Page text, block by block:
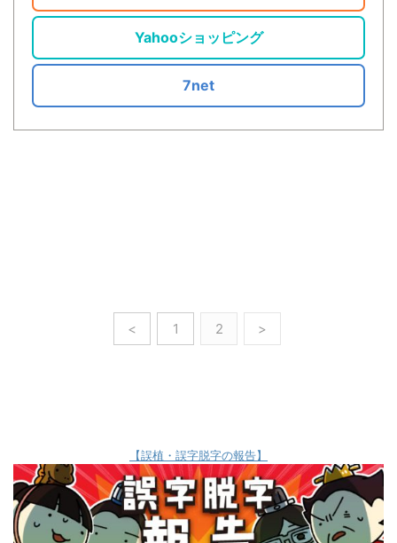
Yahooショッピング
7net
< 1 2 >
【誤植・誤字脱字の報告】